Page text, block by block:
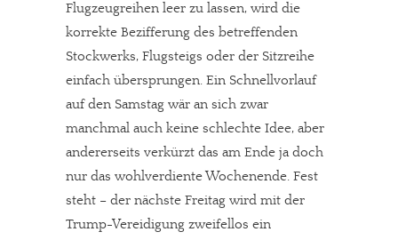
Flugzeugreihen leer zu lassen, wird die
korrekte Bezifferung des betreffenden
Stockwerks, Flugsteigs oder der Sitzreihe
einfach übersprungen. Ein Schnellvorlauf
auf den Samstag wär an sich zwar
manchmal auch keine schlechte Idee, aber
andererseits verkürzt das am Ende ja doch
nur das wohlverdiente Wochenende. Fest
steht – der nächste Freitag wird mit der
Trump-Vereidigung zweifellos ein